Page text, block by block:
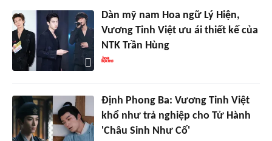
Dàn mỹ nam Hoa ngữ Lý Hiện,
Vương Tinh Việt ưu ái thiết kế của
NTK Trần Hùng
Định Phong Ba: Vương Tinh Việt
khổ như trả nghiệp cho Tử Hành
'Châu Sinh Như Cố'